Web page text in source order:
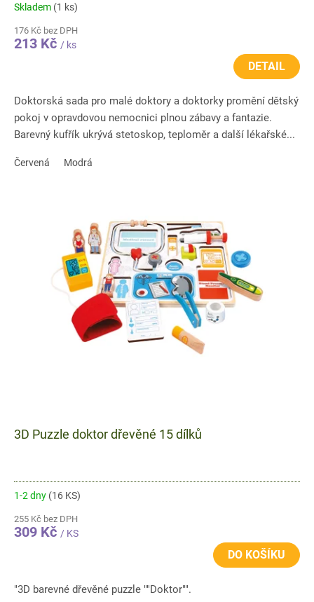
Skladem (1 ks)
176 Kč bez DPH
213 Kč / ks
DETAIL
Doktorská sada pro malé doktory a doktorky promění dětský
pokoj v opravdovou nemocnici plnou zábavy a fantazie.
Barevný kufřík ukrývá stetoskop, teploměr a další lékařské...
Červená Modrá
3D Puzzle doktor dřevěné 15 dílků
1-2 dny (16 KS)
255 Kč bez DPH
309 Kč / KS
DO KOŠÍKU
"3D barevné dřevěné puzzle ""Doktor"".